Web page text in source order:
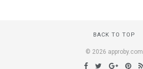
BACK TO TOP
© 2026 approby.com